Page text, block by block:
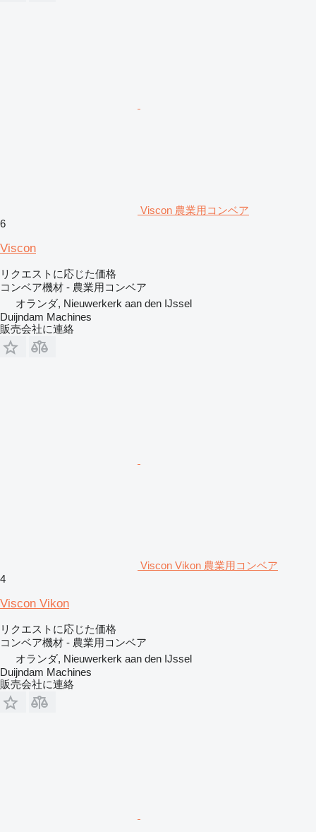
Viscon 農業用コンベア
6
Viscon
リクエストに応じた価格
コンベア機材 - 農業用コンベア
オランダ, Nieuwerkerk aan den IJssel
Duijndam Machines
販売会社に連絡
Viscon Vikon 農業用コンベア
4
Viscon Vikon
リクエストに応じた価格
コンベア機材 - 農業用コンベア
オランダ, Nieuwerkerk aan den IJssel
Duijndam Machines
販売会社に連絡